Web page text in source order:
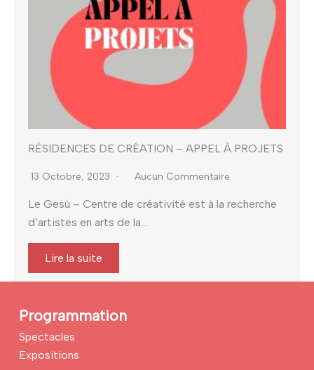
RÉSIDENCES DE CRÉATION – APPEL À PROJETS
13 Octobre, 2023 Aucun Commentaire
Le Gesù – Centre de créativité est à la recherche
d’artistes en arts de la...
Lire la suite
Programmation
Spectacles
Expositions